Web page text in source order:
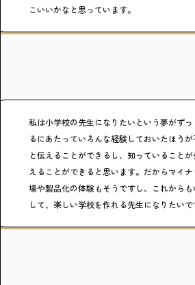
こいいかなと思っています。
私は小学校の先生になりたいという夢がず
るにあたっていろんな経験しておいたほう
と伝えることができるし、知っていること
えることができると思います。だからマイ
場や製品化の体験もそうですし、これから
して、楽しい学校を作れる先生になりたいで